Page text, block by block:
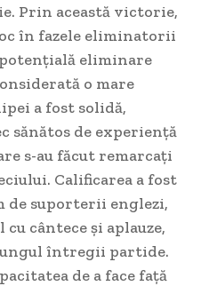
Prin această victorie,
în fazele eliminatorii
eliminare
o mare
a fost solidă,
sănătos de experiență
s-au făcut remarcați
Calificarea a fost
de suporterii englezi,
cântece și aplauze,
întregii partide.
de a face față